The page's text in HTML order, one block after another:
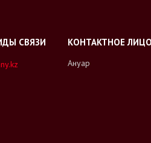
Ануар